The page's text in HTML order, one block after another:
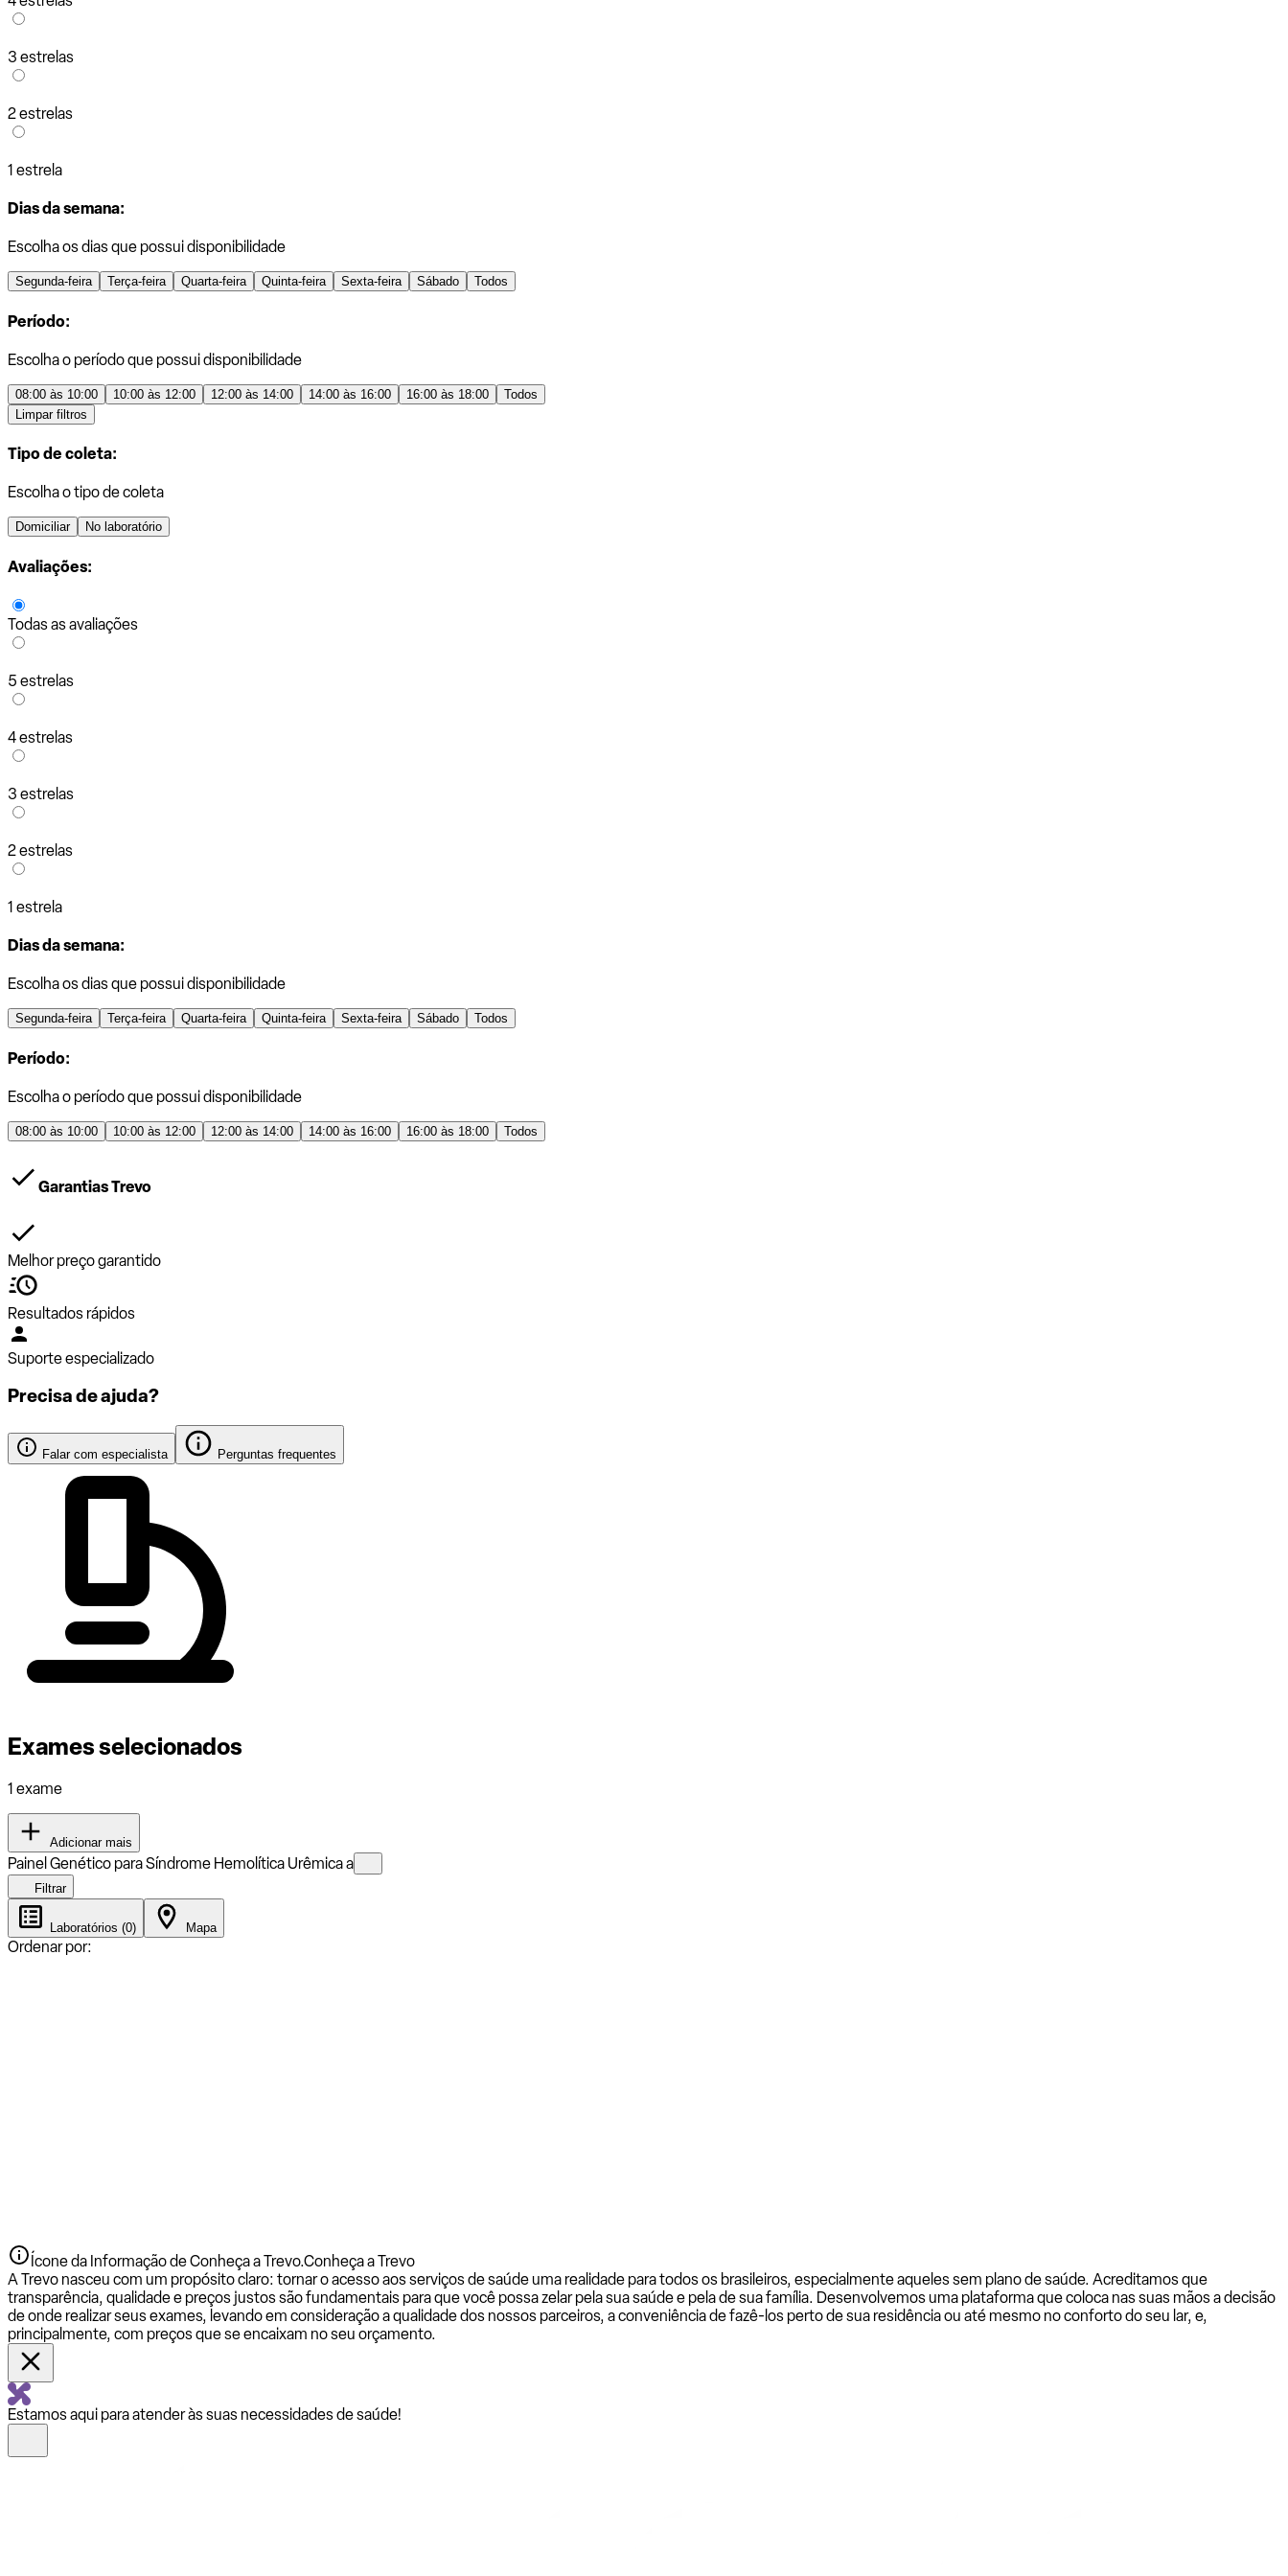
3 estrelas
2 estrelas
1 estrela
Dias da semana:
Escolha os dias que possui disponibilidade
Segunda-feira Terça-feira Quarta-feira Quinta-feira Sexta-feira Sábado Todos
Período:
Escolha o período que possui disponibilidade
08:00 às 10:00 10:00 às 12:00 12:00 às 14:00 14:00 às 16:00 16:00 às 18:00
Todos
Limpar filtros
Tipo de coleta:
Escolha o tipo de coleta
Domiciliar No laboratório
Avaliações:
Todas as avaliações
5 estrelas
4 estrelas
3 estrelas
2 estrelas
1 estrela
Dias da semana:
Escolha os dias que possui disponibilidade
Segunda-feira Terça-feira Quarta-feira Quinta-feira Sexta-feira Sábado Todos
Período:
Escolha o período que possui disponibilidade
08:00 às 10:00 10:00 às 12:00 12:00 às 14:00 14:00 às 16:00 16:00 às 18:00 Todos
Garantias Trevo
Melhor preço garantido
Resultados rápidos
Suporte especializado
Precisa de ajuda?
Falar com especialista Perguntas frequentes
Exames selecionados
1 exame
Adicionar mais
Painel Genético para Síndrome Hemolítica Urêmica a
Filtrar
Laboratórios (0) Mapa
Ordenar por:
Ícone da Informação de Conheça a Trevo.Conheça a Trevo
A Trevo nasceu com um propósito claro: tornar o acesso aos serviços de saúde uma realidade para todos os brasileiros, especialmente aqueles sem plano de saúde. Acreditamos que
transparência, qualidade e preços justos são fundamentais para que você possa zelar pela sua saúde e pela de sua família. Desenvolvemos uma plataforma que coloca nas suas mãos a decisão
de onde realizar seus exames, levando em consideração a qualidade dos nossos parceiros, a conveniência de fazê-los perto de sua residência ou até mesmo no conforto do seu lar, e,
principalmente, com preços que se encaixam no seu orçamento.
Estamos aqui para atender às suas necessidades de saúde!